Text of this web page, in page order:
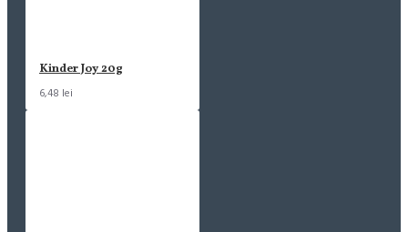
Kinder Joy 20g
6,48 lei